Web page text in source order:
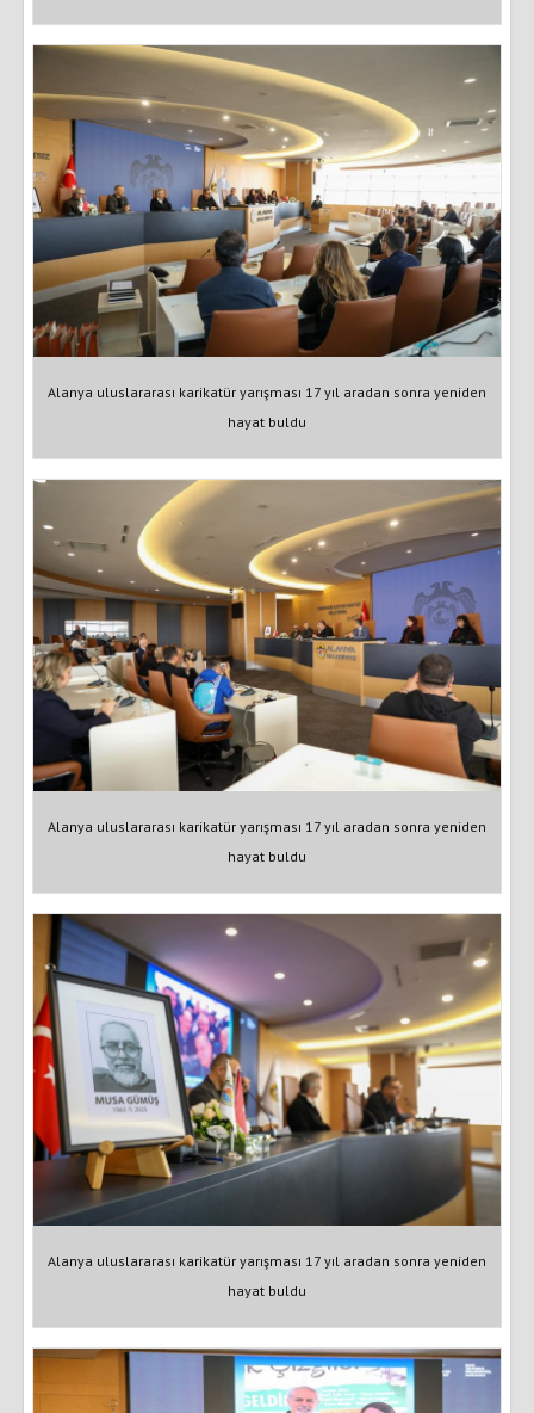
Alanya uluslararası karikatür yarışması 17 yıl aradan sonra yeniden
hayat buldu
Alanya uluslararası karikatür yarışması 17 yıl aradan sonra yeniden
hayat buldu
Alanya uluslararası karikatür yarışması 17 yıl aradan sonra yeniden
hayat buldu